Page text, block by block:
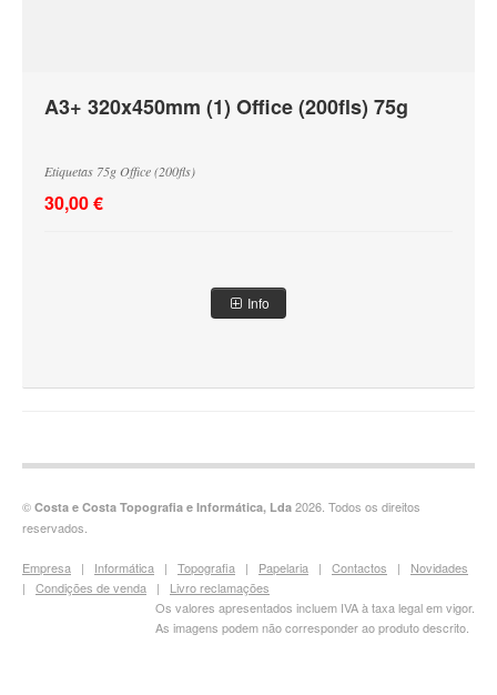
A3+ 320x450mm (1) Office (200fls) 75g
Etiquetas 75g Office (200fls)
30,00 €
Info
© Costa e Costa Topografia e Informática, Lda 2026. Todos os direitos
reservados.
Empresa | Informática | Topografia | Papelaria | Contactos | Novidades
| Condições de venda | Livro reclamações
Os valores apresentados incluem IVA à taxa legal em vigor.
As imagens podem não corresponder ao produto descrito.